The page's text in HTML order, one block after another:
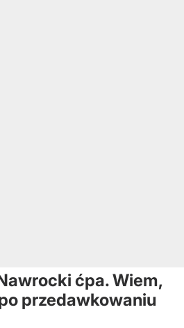
ćpa. Wiem,
przedawkowaniu